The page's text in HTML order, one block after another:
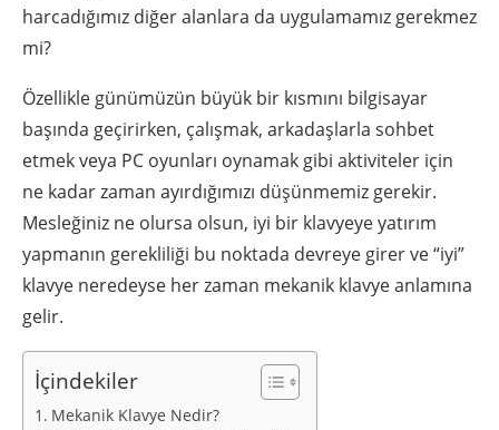
harcadığımız diğer alanlara da uygulamamız gerekmez
mi?
Özellikle günümüzün büyük bir kısmını bilgisayar
başında geçirirken, çalışmak, arkadaşlarla sohbet
etmek veya PC oyunları oynamak gibi aktiviteler için
ne kadar zaman ayırdığımızı düşünmemiz gerekir.
Mesleğiniz ne olursa olsun, iyi bir klavyeye yatırım
yapmanın gerekliliği bu noktada devreye girer ve “iyi”
klavye neredeyse her zaman mekanik klavye anlamına
gelir.
İçindekiler
Mekanik Klavye Nedir?